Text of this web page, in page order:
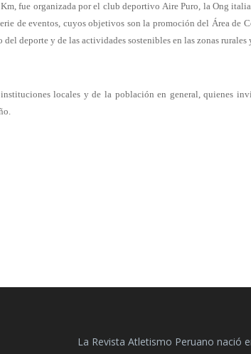
fue organizada por el club deportivo Aire Puro, la Ong
de eventos, cuyos objetivos son la promoción del Área de
deporte y de las actividades sostenibles en las zonas rurales
locales y de la población en general, quienes
La Revista Atletismo Peruano nació